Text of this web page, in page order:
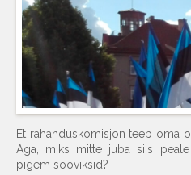
Et rahanduskomisjon teeb oma
Aga, miks mitte juba siis
pigem sooviksid?